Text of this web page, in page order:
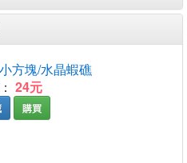
方塊/水晶蝦礁
24元
購買